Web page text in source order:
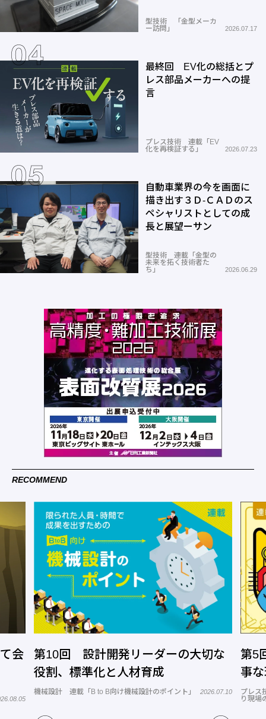
型技術 「金型メーカ
ー訪問」
2026.07.17
最終回 EV化の総括とプ
レス部品メーカーへの提
言
プレス技術 連載「EV
化を再検証する」
2026.07.23
自動車業界の今を画面に
描き出す３Ｄ-ＣＡＤのス
ペシャリストとしての成
長と展望ーサン
型技術 連載「金型の
未来を拓く技術者た
ち」
2026.06.29
RECOMMEND
な
第5回 「根本を理解すること」が大
事な理由
プレス技術 連載「新人技術者のためのものづく
小
ボ
プレス